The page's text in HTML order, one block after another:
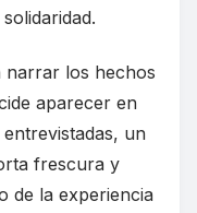
narrar los hechos
aparecer en
un
frescura y
de la experiencia